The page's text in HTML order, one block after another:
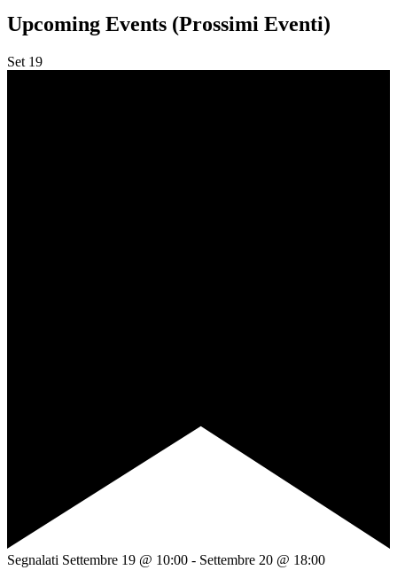
Upcoming Events (Prossimi Eventi)
Set 19
Segnalati Settembre 19 @ 10:00 - Settembre 20 @ 18:00